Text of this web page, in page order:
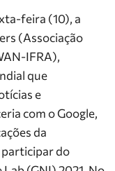
feira (10), a
(Associação
IFRA),
que
e
com o Google,
da
participar do